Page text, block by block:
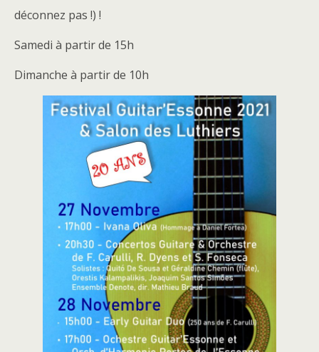
déconnez pas !) !
Samedi à partir de 15h
Dimanche à partir de 10h